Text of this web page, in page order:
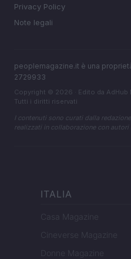
Privacy Policy
Note legali
peoplemagazine.it è una
2729933
Copyright © 2026 · Edito da AdHub
Tutti i diritti riservati
I contenuti sono curati dalla
realizzati in collaborazione con autori
ITALIA
Casa Magazine
Cineverse Magazine
Donne Magazine